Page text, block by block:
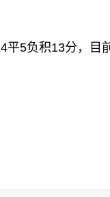
平5负积13分，目